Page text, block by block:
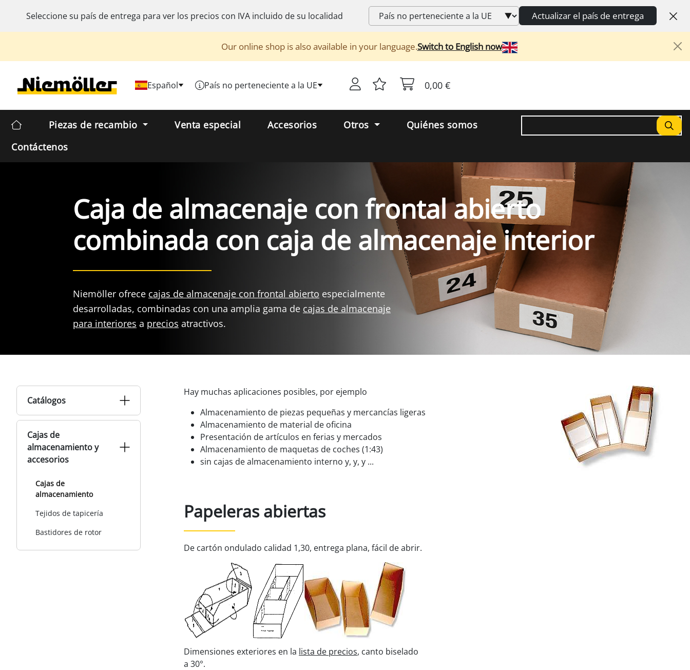
Seleccione su país de entrega para ver los precios con IVAincluido de su localidad Actualizar el país de entrega
Our online shop is also available in your language.Switch to English now
Español País no perteneciente a la UE 0,00 €
Piezas de recambio Venta especial Accesorios Otros
Quiénes somos
Contáctenos
Caja de almacenaje con frontal abierto
combinada con caja de almacenaje interior
Niemöller ofrece cajas de almacenaje con frontal abierto especialmente
desarrolladas, combinadas con una amplia gama de cajas de almacenaje
para interiores a precios atractivos.
Catálogos
Cajas de
almacenamiento y
accesorios
Cajas de
almacenamiento
Tejidos de tapicería
Bastidores de rotor
Hay muchas aplicaciones posibles, por ejemplo
Almacenamiento de piezas pequeñas y mercancías ligeras
Almacenamiento de material de oficina
Presentación de artículos en ferias y mercados
Almacenamiento de maquetas de coches (1:43)
sin cajas de almacenamiento interno y, y, y ...
Papeleras abiertas
De cartón ondulado calidad 1,30, entrega plana, fácil de abrir.
Dimensiones exteriores en la lista de precios, canto biselado
a 30°.